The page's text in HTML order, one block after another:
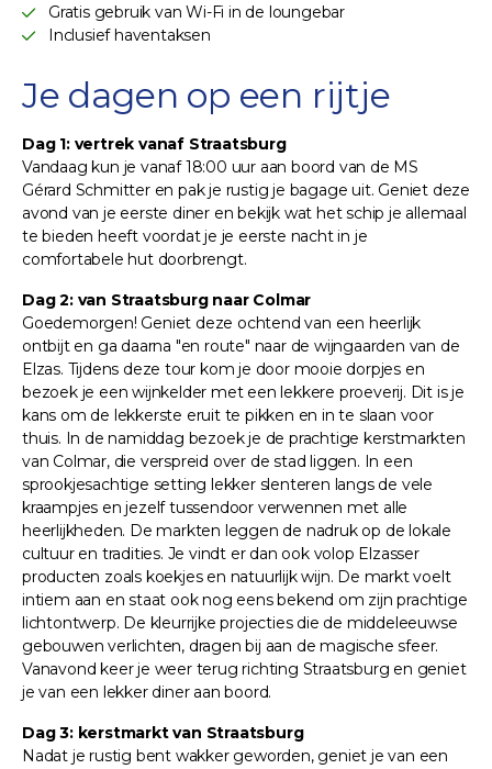
Gratis gebruik van Wi-Fi in de loungebar
Inclusief haventaksen
Je dagen op een rijtje
Dag 1: vertrek vanaf Straatsburg
Vandaag kun je vanaf 18:00 uur aan boord van de MS
Gérard Schmitter en pak je rustig je bagage uit. Geniet deze
avond van je eerste diner en bekijk wat het schip je allemaal
te bieden heeft voordat je je eerste nacht in je
comfortabele hut doorbrengt.
Dag 2: van Straatsburg naar Colmar
Goedemorgen! Geniet deze ochtend van een heerlijk
ontbijt en ga daarna "en route" naar de wijngaarden van de
Elzas. Tijdens deze tour kom je door mooie dorpjes en
bezoek je een wijnkelder met een lekkere proeverij. Dit is je
kans om de lekkerste eruit te pikken en in te slaan voor
thuis. In de namiddag bezoek je de prachtige kerstmarkten
van Colmar, die verspreid over de stad liggen. In een
sprookjesachtige setting lekker slenteren langs de vele
kraampjes en jezelf tussendoor verwennen met alle
heerlijkheden. De markten leggen de nadruk op de lokale
cultuur en tradities. Je vindt er dan ook volop Elzasser
producten zoals koekjes en natuurlijk wijn. De markt voelt
intiem aan en staat ook nog eens bekend om zijn prachtige
lichtontwerp. De kleurrijke projecties die de middeleeuwse
gebouwen verlichten, dragen bij aan de magische sfeer.
Vanavond keer je weer terug richting Straatsburg en geniet
je van een lekker diner aan boord.
Dag 3: kerstmarkt van Straatsburg
Nadat je rustig bent wakker geworden, geniet je van een